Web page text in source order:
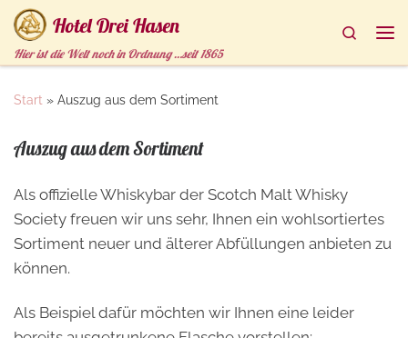
Zum Inhalt springen
Hotel Drei Hasen
Hier ist die Welt noch in Ordnung …seit 1865
Search
Start » Auszug aus dem Sortiment
Auszug aus dem Sortiment
Als offizielle Whiskybar der Scotch Malt Whisky
Society freuen wir uns sehr, Ihnen ein wohlsortiertes
Sortiment neuer und älterer Abfüllungen anbieten zu
können.
Als Beispiel dafür möchten wir Ihnen eine leider